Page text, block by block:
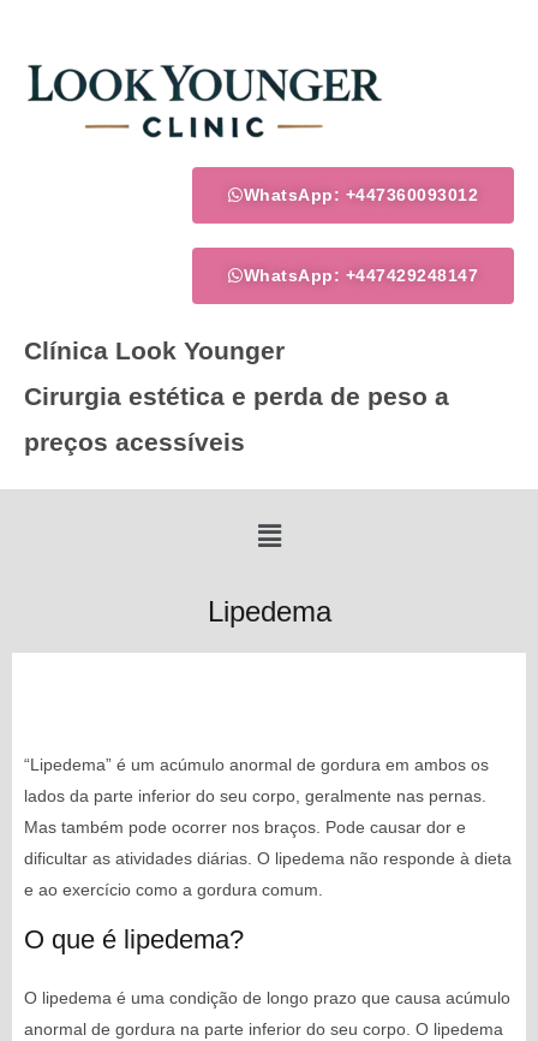
content
WhatsApp: +447360093012
WhatsApp: +447429248147
Clínica Look Younger
Cirurgia estética e perda de peso a
preços acessíveis
Menu
Lipedema
“Lipedema” é um acúmulo anormal de gordura em ambos os
lados da parte inferior do seu corpo, geralmente nas pernas.
Mas também pode ocorrer nos braços. Pode causar dor e
dificultar as atividades diárias. O lipedema não responde à dieta
e ao exercício como a gordura comum.
O que é lipedema?
O lipedema é uma condição de longo prazo que causa acúmulo
anormal de gordura na parte inferior do seu corpo. O lipedema